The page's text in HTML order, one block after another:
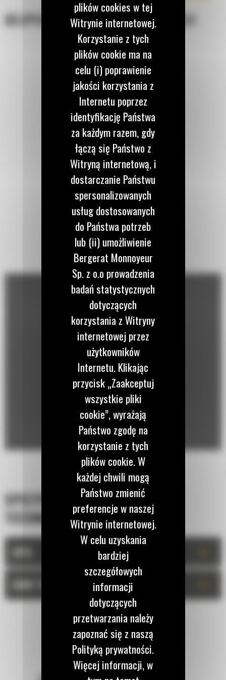
BEZPIECZEŃSTWO EKSPLOATACJI
SPECYFIKACJA
TECHNICZNA
OPIS
DANE TECHNICZNE
plików cookies w tej
Witrynie internetowej.
Korzystanie z tych
plików cookie ma na
celu (i) poprawienie
jakości korzystania z
Internetu poprzez
identyfikację Państwa
za każdym razem, gdy
łączą się Państwo z
Witryną internetową, i
dostarczanie Państwu
spersonalizowanych
usług dostosowanych
do Państwa potrzeb
lub (ii) umożliwienie
Bergerat Monnoyeur
Sp. z o.o prowadzenia
badań statystycznych
dotyczących
korzystania z Witryny
internetowej przez
użytkowników
Internetu. Klikając
przycisk „Zaakceptuj
wszystkie pliki
cookie”, wyrażają
Państwo zgodę na
korzystanie z tych
plików cookie. W
każdej chwili mogą
Państwo zmienić
preferencje w naszej
Witrynie internetowej.
W celu uzyskania
bardziej
szczegółowych
informacji
dotyczących
przetwarzania należy
zapoznać się z naszą
Polityką prywatności.
Więcej informacji, w